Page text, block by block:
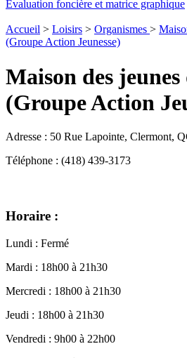
Évaluation foncière et matrice graphique
Accueil > Loisirs > Organismes >
(Groupe Action Jeunesse)
Maison des
(Groupe Action
Adresse : 50 Rue Lapointe, Clermont,
Téléphone : (418) 439-3173
Horaire :
Lundi : Fermé
Mardi : 18h00 à 21h30
Mercredi : 18h00 à 21h30
Jeudi : 18h00 à 21h30
Vendredi : 9h00 à 22h00